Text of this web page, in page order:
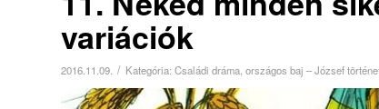
variációk
2016.11.09. / Kategória: Családi dráma, országos baj – József